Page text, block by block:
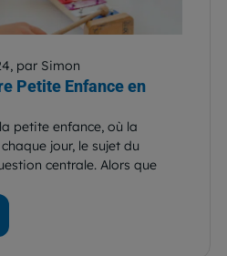
par Simon
Petite Enfance en
petite enfance, où la
jour, le sujet du
centrale. Alors que